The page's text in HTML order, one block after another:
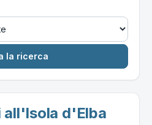
all'Isola d'Elba